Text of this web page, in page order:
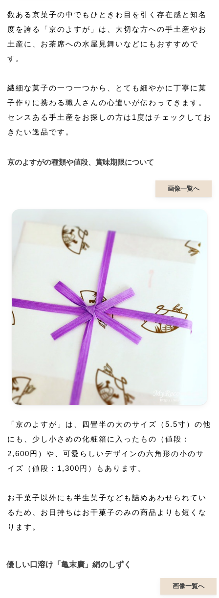
数ある京菓子の中でもひときわ目を引く存在感と知名
度を誇る「京のよすが」は、大切な方への手土産やお
土産に、お茶席への水屋見舞いなどにもおすすめで
す。
繊細な菓子の一つ一つから、とても細やかに丁寧に菓
子作りに携わる職人さんの心遣いが伝わってきます。
センスある手土産をお探しの方は1度はチェックしてお
きたい逸品です。
京のよすがの種類や値段、賞味期限について
画像一覧へ
「京のよすが」は、四畳半の大のサイズ（5.5寸）の他
にも、少し小さめの化粧箱に入ったもの（値段：
2,600円）や、可愛らしいデザインの六角形の小のサ
イズ（値段：1,300円）もあります。
お干菓子以外にも半生菓子なども詰めあわせられてい
るため、お日持ちはお干菓子のみの商品よりも短くな
ります。
優しい口溶け「亀末廣」絹のしずく
画像一覧へ